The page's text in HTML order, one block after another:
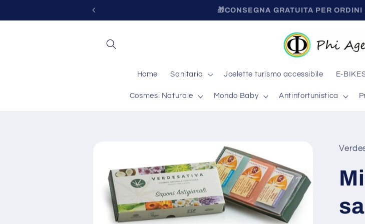
ai contenuti
Per ogni informazione contatta il servizio clienti al
Home Sanitaria Joelette turismo accessibile E-
Cosmesi Naturale Mondo Baby Antinfortunistica